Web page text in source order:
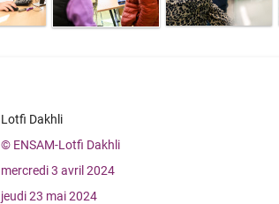
Lotfi Dakhli
© ENSAM-Lotfi Dakhli
mercredi 3 avril 2024
jeudi 23 mai 2024